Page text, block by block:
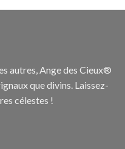
autres, Ange des Cieux®
que divins. Laissez-
célestes !